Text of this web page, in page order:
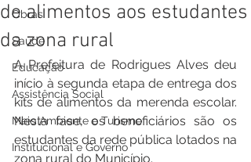
Obras
Saúde
Educação
Assistência Social
Meio Ambiente e Turismo
Institucional e Governo
de alimentos aos estudantes
da zona rural
A Prefeitura de Rodrigues Alves deu
início à segunda etapa de entrega dos
kits de alimentos da merenda escolar.
Nesta fase, os beneficiários são os
estudantes da rede pública lotados na
zona rural do Município.